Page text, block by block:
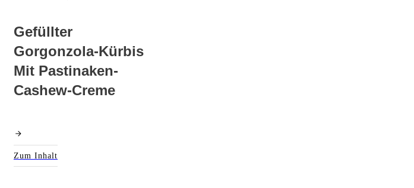
Gefüllter
Gorgonzola-Kürbis
Mit Pastinaken-
Cashew-Creme
Zum Inhalt